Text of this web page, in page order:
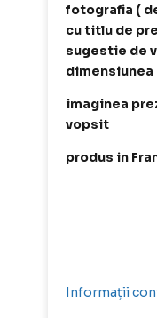
fotografia (
cu titlu de
sugestie de
dimensiunea
imaginea
vopsit
produs in
Informații